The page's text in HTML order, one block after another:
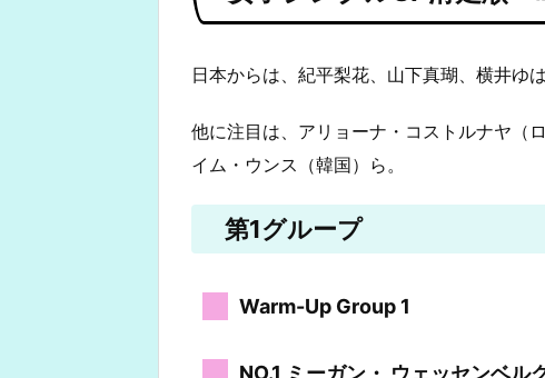
日本からは、紀平梨花、山下真瑚、横井ゆは
他に注目は、アリョーナ・コストルナヤ（
イム・ウンス（韓国）ら。
第1グループ
Warm-Up Group 1
NO.1 ミーガン・ ウェッセンベル